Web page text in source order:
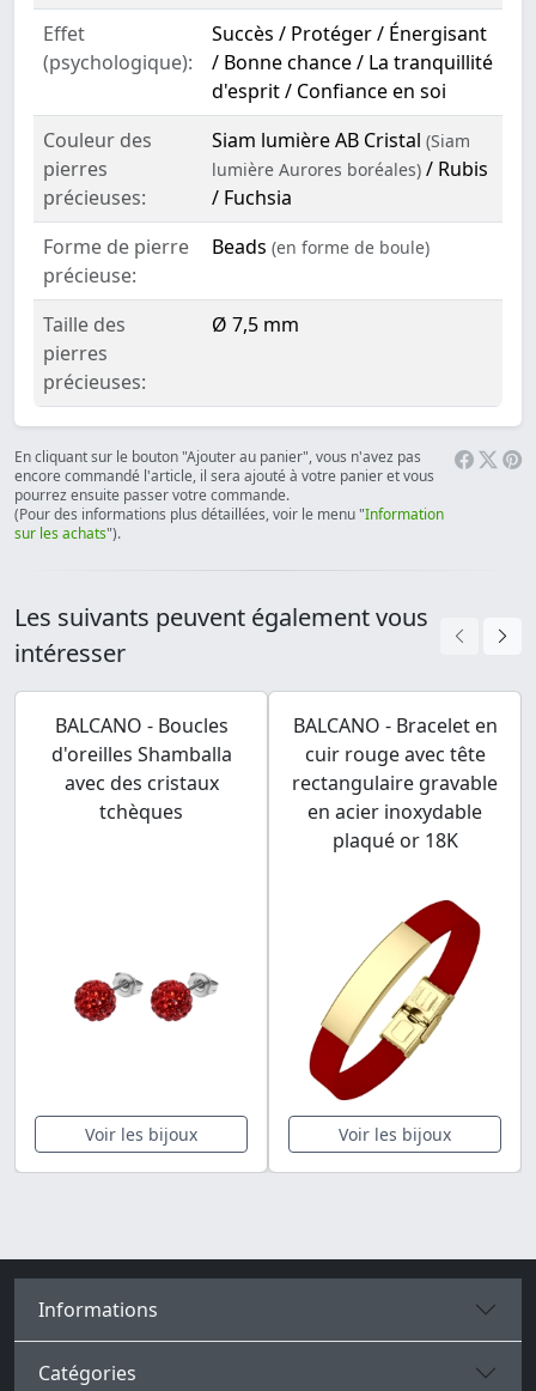
Effet
(psychologique):
Succès / Protéger / Énergisant
/ Bonne chance / La tranquillité
d'esprit / Confiance en soi
Couleur des
pierres
précieuses:
Siam lumière AB Cristal (Siam
lumière Aurores boréales) / Rubis
/ Fuchsia
Forme de pierre
précieuse:
Beads (en forme de boule)
Taille des
pierres
précieuses:
Ø 7,5 mm
En cliquant sur le bouton "Ajouter au panier", vous n'avez pas
encore commandé l'article, il sera ajouté à votre panier et vous
pourrez ensuite passer votre commande.
(Pour des informations plus détaillées, voir le menu "Information
sur les achats").
Les suivants peuvent également vous
intéresser
BALCANO - Boucles
d'oreilles Shamballa
avec des cristaux
tchèques
Voir les bijoux
BALCANO - Bracelet en
cuir rouge avec tête
rectangulaire gravable
en acier inoxydable
plaqué or 18K
Voir les bijoux
Informations
Catégories